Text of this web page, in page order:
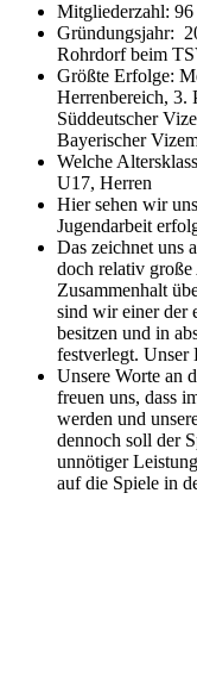
Mitgliederzahl: 96
Gründungsjahr:
Rohrdorf beim
Größte Erfolge:
Herrenbereich, 3.
Süddeutscher
Bayerischer
Welche
U17, Herren
Hier sehen wir
Jugendarbeit
Das zeichnet uns
doch relativ
Zusammenhalt
sind wir einer der
besitzen und in
festverlegt. Unser
Unsere Worte an
freuen uns, dass
werden und
dennoch soll der
unnötiger
auf die Spiele in